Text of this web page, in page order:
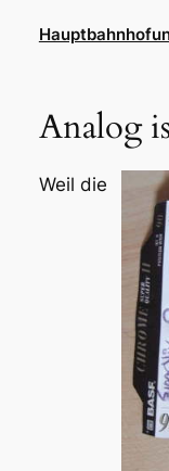
Inhalt
Analog
Weil die